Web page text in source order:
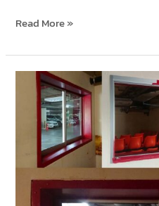
Read More »
บาน
สไลด์